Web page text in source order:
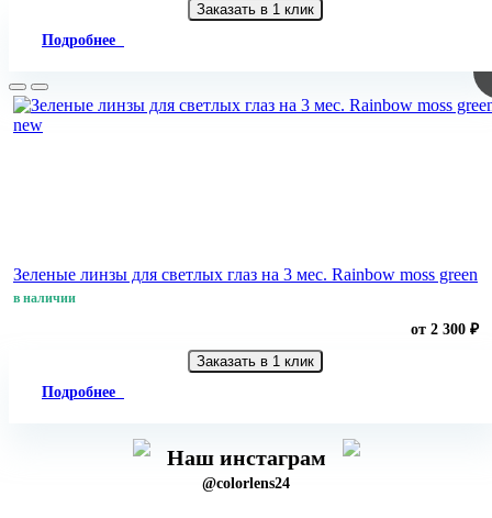
Заказать в 1 клик
Подробнее
new
Зеленые линзы для светлых глаз на 3 мес. Rainbow moss green
в наличии
от 2 300 ₽
Заказать в 1 клик
Подробнее
Наш инстаграм
@colorlens24